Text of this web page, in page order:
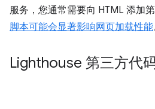
服务，您通常需要向 HTML 添加
脚本可能会显著影响网页加载性能
Lighthouse 第三方代